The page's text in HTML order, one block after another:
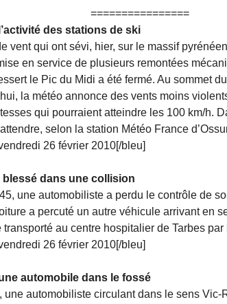
================
des stations de ski
vent qui ont sévi, hier, sur le massif
en service de plusieurs remontées
le Pic du Midi a été fermé. Au sommet
la météo annonce des vents moins
qui pourraient atteindre les 100 km/h.
selon la station Météo France
26 février 2010[/bleu]
dans une collision
une automobiliste a perdu le contrôle de
a percuté un autre véhicule arrivant en
transporté au centre hospitalier de Tarbes
26 février 2010[/bleu]
automobile dans le fossé
une automobiliste circulant dans le sens